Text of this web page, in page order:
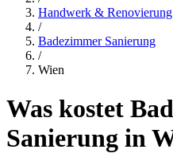
Handwerk & Renovierung
/
Badezimmer Sanierung
/
Wien
Was kostet
Sanierung in